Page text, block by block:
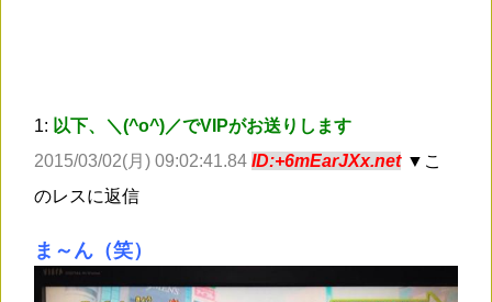
1: 以下、＼(^o^)／でVIPがお送りします
2015/03/02(月) 09:02:41.84 ID:+6mEarJXx.net ▼こ
のレスに返信
ま～ん（笑）